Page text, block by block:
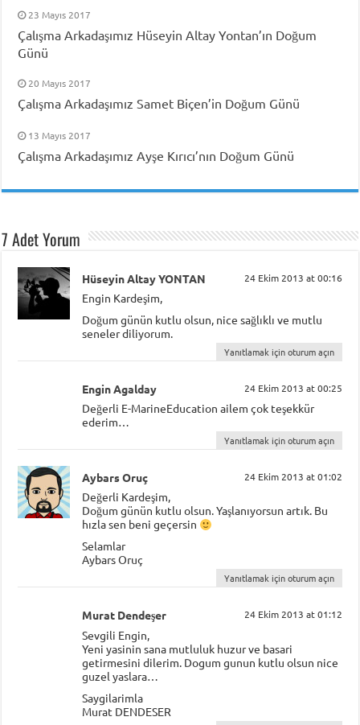
23 Mayıs 2017
Çalışma Arkadaşımız Hüseyin Altay Yontan’ın Doğum
Günü
20 Mayıs 2017
Çalışma Arkadaşımız Samet Biçen’in Doğum Günü
13 Mayıs 2017
Çalışma Arkadaşımız Ayşe Kırıcı’nın Doğum Günü
7 Adet Yorum
Hüseyin Altay YONTAN 24 Ekim 2013 at 00:16
Engin Kardeşim,
Doğum günün kutlu olsun, nice sağlıklı ve mutlu
seneler diliyorum.
Yanıtlamak için oturum açın
Engin Agalday 24 Ekim 2013 at 00:25
Değerli E-MarineEducation ailem çok teşekkür
ederim…
Yanıtlamak için oturum açın
Aybars Oruç 24 Ekim 2013 at 01:02
Değerli Kardeşim,
Doğum günün kutlu olsun. Yaşlanıyorsun artık. Bu
hızla sen beni geçersin
Selamlar
Aybars Oruç
Yanıtlamak için oturum açın
Murat Dendeşer 24 Ekim 2013 at 01:12
Sevgili Engin,
Yeni yasinin sana mutluluk huzur ve basari
getirmesini dilerim. Dogum gunun kutlu olsun nice
guzel yaslara…
Saygilarimla
Murat DENDESER